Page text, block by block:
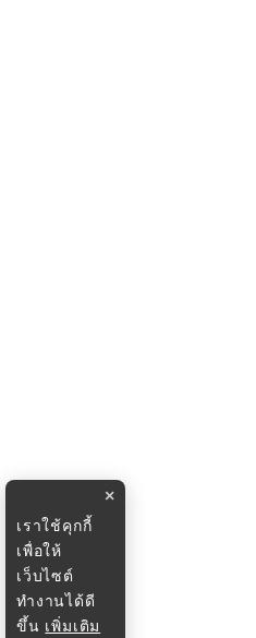
×
เราใช้คุกกี้
เพื่อให้
เว็บไซต์
ทำงานได้ดี
ขึ้น เพิ่มเติม